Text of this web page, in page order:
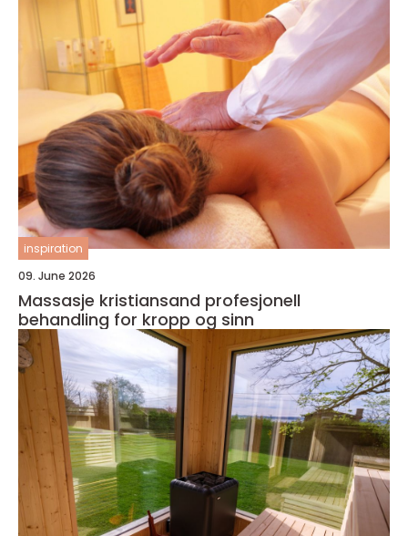
inspiration
09. June 2026
Massasje kristiansand profesjonell
behandling for kropp og sinn